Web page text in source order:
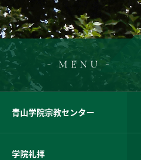
- MENU -
青山学院宗教センター
学院礼拝